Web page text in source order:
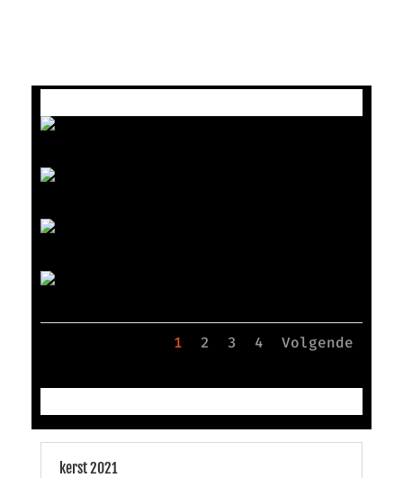
1 2 3 4 Volgende
kerst 2021